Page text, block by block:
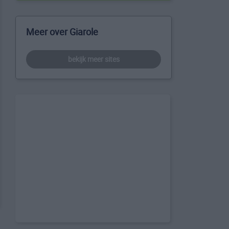
Meer over Giarole
bekijk meer sites